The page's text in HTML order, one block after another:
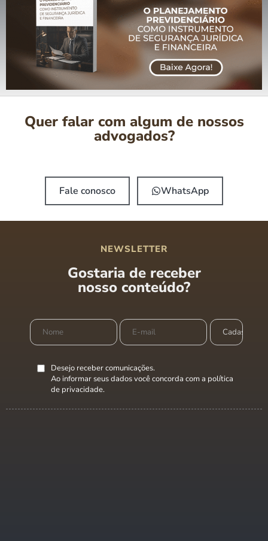
Quer falar com algum de nossos
advogados?
Fale conosco WhatsApp
NEWSLETTER
Gostaria de receber
nosso conteúdo?
Desejo receber comunicações.
Ao informar seus dados você concorda com a política
de privacidade.